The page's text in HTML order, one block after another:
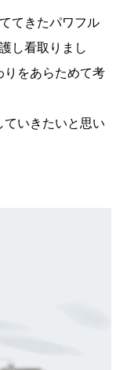
てきたパワフル
し看取りまし
をあらためて考
いきたいと思い